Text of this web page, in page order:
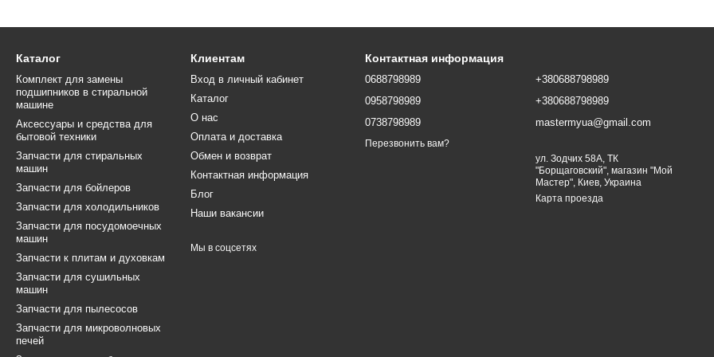
нас:
предлагаем ролики для разных моделей сушильных машин.
Наши цены позволяют сэкономить без потери качества.
Заказывайте сейчас и получайте ролики уже на следующий день.
на новые поможет избежать дорогого ремонта или замены всей сушильной машины. Подарите своей технике новую жизнь с
Не откладывайте, заказывайте уже сегодня и убедитесь в надёжности наших товаров.
для своей сушильной машины уже сейчас!
Каталог
Комплект для замены
подшипников в стиральной
машине
Аксессуары и средства для
бытовой техники
Запчасти для стиральных
машин
Запчасти для бойлеров
Запчасти для холодильников
Запчасти для посудомоечных
машин
Запчасти к плитам и духовкам
Запчасти для сушильных
машин
Запчасти для пылесосов
Запчасти для микроволновых
печей
Клиентам
Вход в личный кабинет
Каталог
О нас
Оплата и доставка
Обмен и возврат
Контактная информация
Блог
Наши вакансии
Мы в соцсетях
Контактная информация
0688798989
0958798989
0738798989
Перезвонить вам?
+380688798989
+380688798989
mastermyua@gmail.com
ул. Зодчих 58А, ТК
"Борщаговский", магазин "Мой
Мастер", Киев, Украина
Карта проезда